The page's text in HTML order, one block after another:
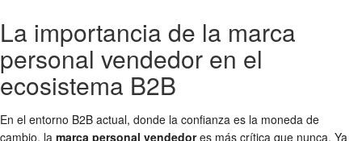
La importancia de la marca
personal vendedor en el
ecosistema B2B
En el entorno B2B actual, donde la confianza es la moneda de
cambio, la marca personal vendedores más crítica que nunca. Ya